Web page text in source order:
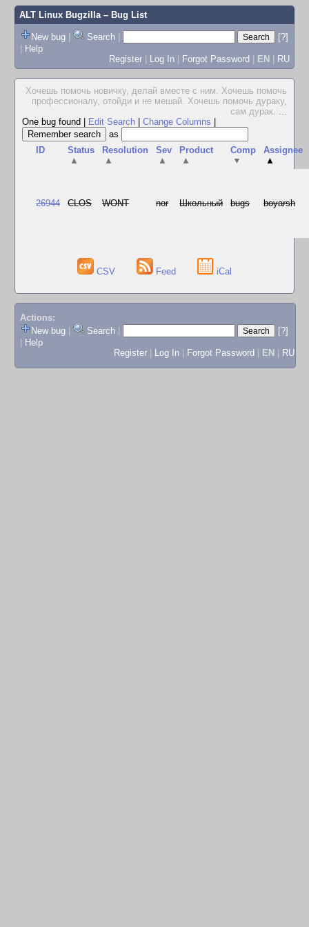
ALT Linux Bugzilla– Bug List
New bug | Search |
[?]
| Help
Register | Log In | Forgot Password | EN | RU
Хочешь помочь новичку, делай вместе с ним. Хочешь помочь
профессионалу, отойди и не мешай. Хочешь помочь дураку,
сам дурак. ...
One bug found
Edit Search Change Columns
as
ID
Status
▲
Resolution
▲
Sev
▲
Product
▲
Comp
▼
Assignee
▲
26944 CLOS WONT nor Школьный bugs boyarsh
CSV Feed iCal
Actions:
New bug
Search
[?]
Help
Register
Log In Forgot Password EN RU